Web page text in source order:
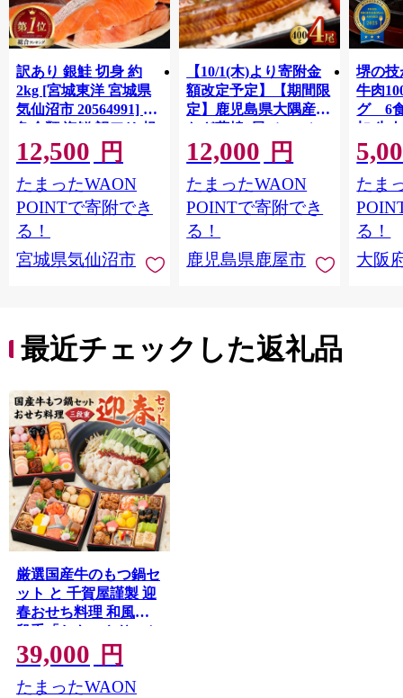
訳あり 銀鮭 切身 約
2kg [宮城東洋 宮城県
気仙沼市 20564991] 鮭
魚介類 海鮮 訳アリ 規
格外 不揃い さけ サケ
鮭切身 シャケ 切り身
冷凍 家庭用 おかず 弁
当 支援 サーモン 銀鮭
切り身 魚 わけあり
12,500 円
たまったWAON
POINTで寄附でき
る！
宮城県気仙沼市
【10/1(木)より寄附金
額改定予定】【期間限
定】鹿児島県大隅産う
なぎ蒲焼4尾（400g）
12,000 円
たまったWAON
POINTで寄附でき
る！
鹿児島県鹿屋市
堺の技
牛肉
グ 6
加 牛
ット 6
メ 温
菜 簡
すめ
取り
料 ふ
堺市】
たま
る！
大阪
最近チェックした返礼品
厳選国産牛のもつ鍋セ
ット と 千賀屋謹製 迎
春おせち料理 和風三
段重「おもいやり」セ
ット ［035S11-C］ 厳
選 国産牛 もつ鍋セッ
ト 迎春 おせち料理 和
39,000 円
たまったWAON